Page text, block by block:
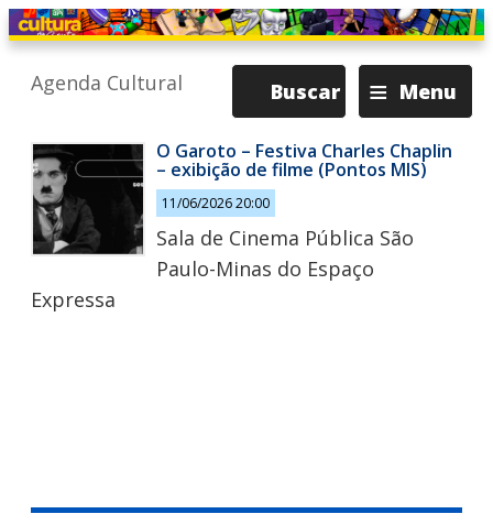
≡ Menu
Buscar
Agenda Cultural
O Garoto – Festiva Charles Chaplin
– exibição de filme (Pontos MIS)
11/06/2026 20:00
Sala de Cinema Pública São
Paulo-Minas do Espaço
Expressa